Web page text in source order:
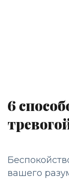
6
вашего